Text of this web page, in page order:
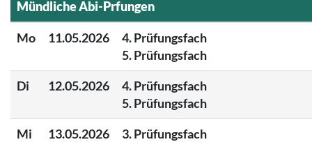
Mündliche Abi-Prfungen
Mo 11.05.2026
4. Prüfungsfach
5. Prüfungsfach
Di
12.05.2026
4. Prüfungsfach
5. Prüfungsfach
Mi
13.05.2026
3. Prüfungsfach